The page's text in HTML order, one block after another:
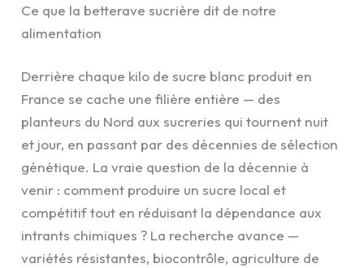
Ce que la betterave sucrière dit de notre
alimentation
Derrière chaque kilo de sucre blanc produit en
France se cache une filière entière — des
planteurs du Nord aux sucreries qui tournent nuit
et jour, en passant par des décennies de sélection
génétique. La vraie question de la décennie à
venir : comment produire un sucre local et
compétitif tout en réduisant la dépendance aux
intrants chimiques ? La recherche avance —
variétés résistantes, biocontrôle, agriculture de